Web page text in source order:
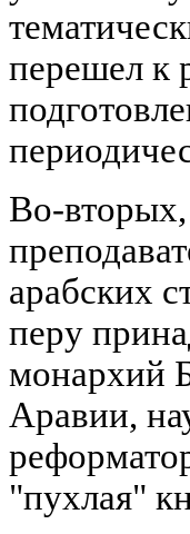
перешел к
Во-вторых,
арабских
перу
монархий
Аравии,
"пухлая"